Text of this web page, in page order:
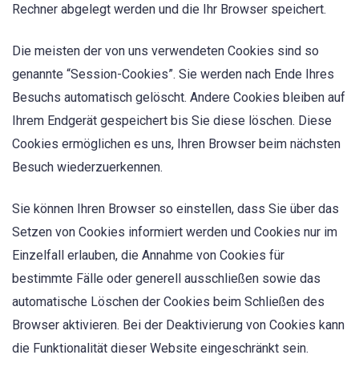
Rechner abgelegt werden und die Ihr Browser speichert.
Die meisten der von uns verwendeten Cookies sind so
genannte “Session-Cookies”. Sie werden nach Ende Ihres
Besuchs automatisch gelöscht. Andere Cookies bleiben auf
Ihrem Endgerät gespeichert bis Sie diese löschen. Diese
Cookies ermöglichen es uns, Ihren Browser beim nächsten
Besuch wiederzuerkennen.
Sie können Ihren Browser so einstellen, dass Sie über das
Setzen von Cookies informiert werden und Cookies nur im
Einzelfall erlauben, die Annahme von Cookies für
bestimmte Fälle oder generell ausschließen sowie das
automatische Löschen der Cookies beim Schließen des
Browser aktivieren. Bei der Deaktivierung von Cookies kann
die Funktionalität dieser Website eingeschränkt sein.